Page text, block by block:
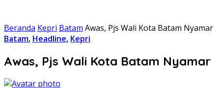
Beranda Kepri Batam Awas, Pjs Wali Kota Batam Nyamar
Batam, Headline, Kepri
Awas, Pjs Wali Kota Batam Nyamar